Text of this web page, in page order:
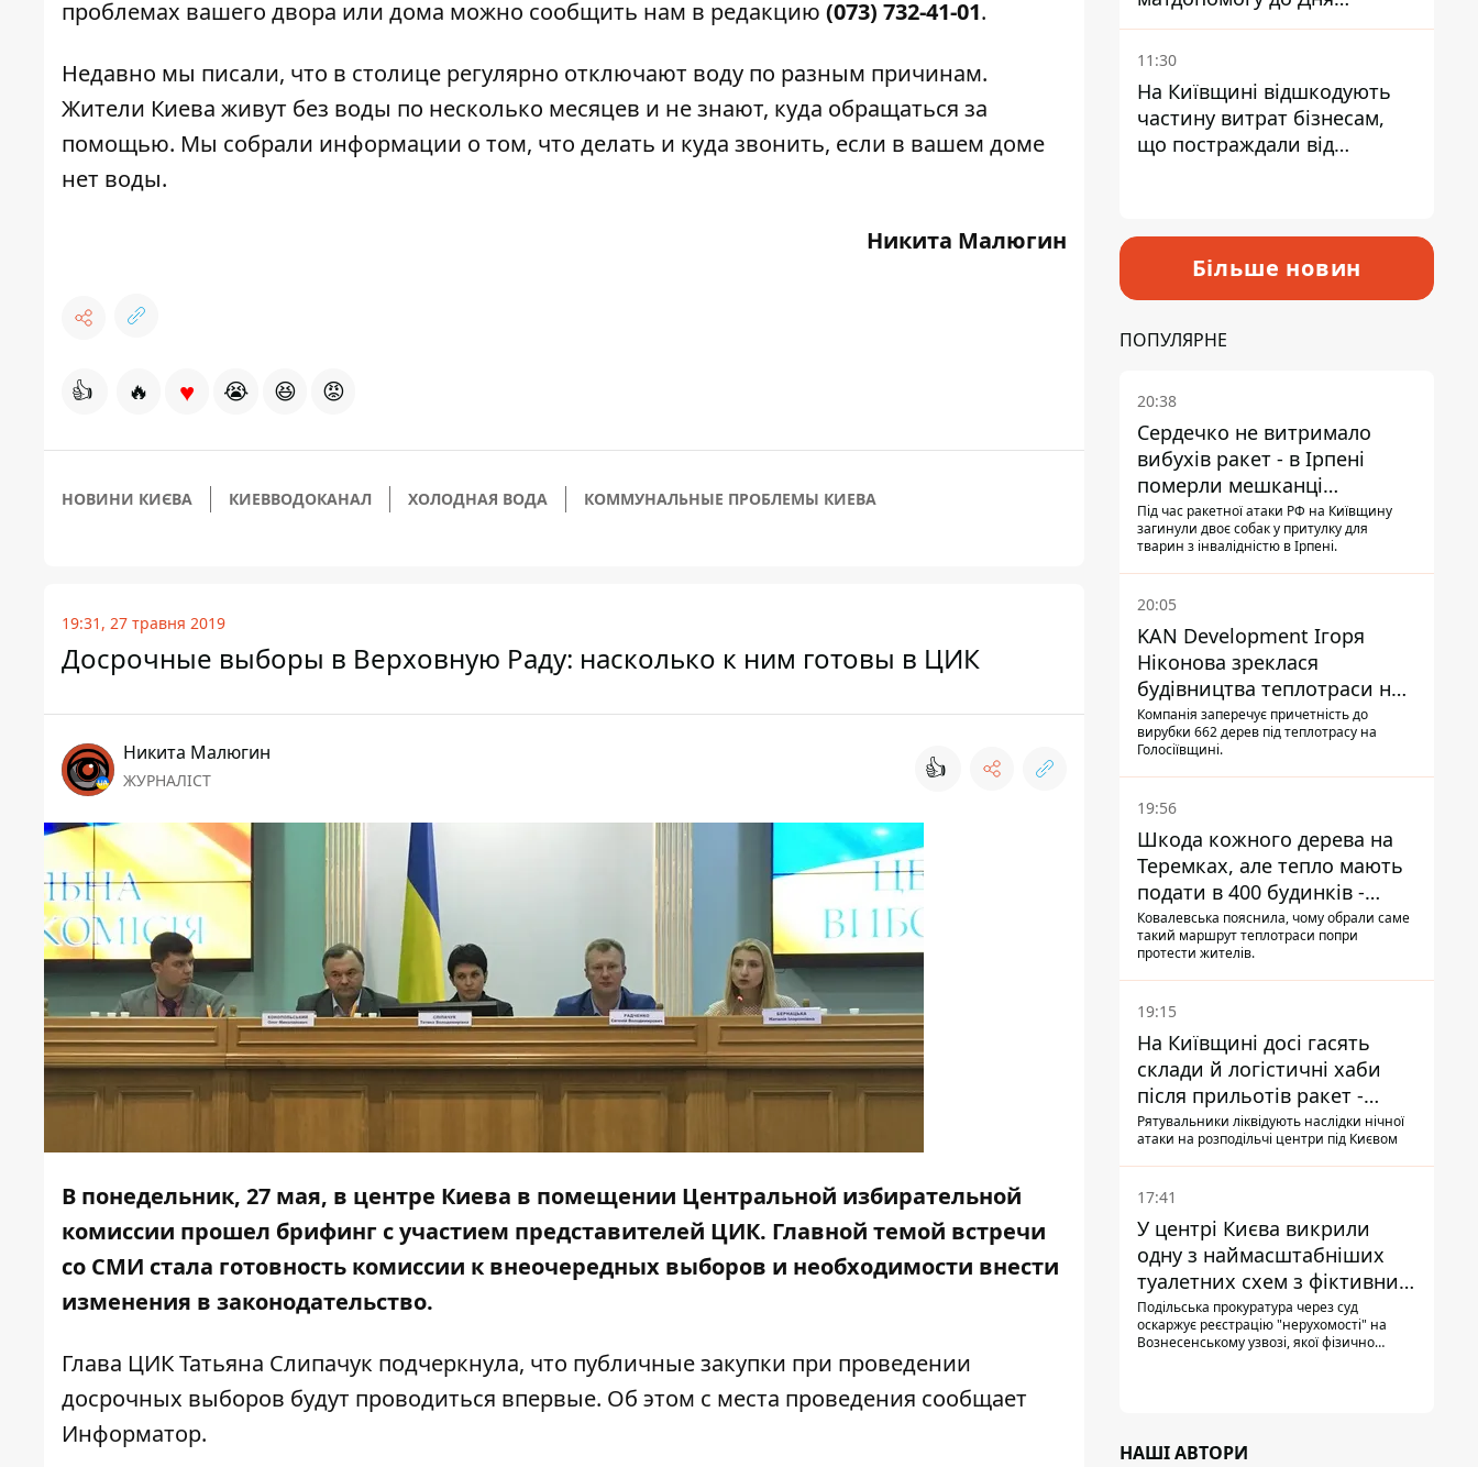
проблемах вашего двора или дома можно сообщить нам в редакцию (073) 732-41-01.
Недавно мы писали, что в столице регулярно отключают воду по разным причинам.
Жители Киева живут без воды по несколько месяцев и не знают, куда обращаться за
помощью. Мы собрали информации о том, что делать и куда звонить, если в вашем доме
нет воды.
Никита Малюгин
👍 🔥 ♥ 😭 😆 😡
НОВИНИ КИЄВА КИЕВВОДОКАНАЛ ХОЛОДНАЯ ВОДА КОММУНАЛЬНЫЕ ПРОБЛЕМЫ КИЕВА
19:31, 27 травня 2019
Досрочные выборы в Верховную Раду: насколько к ним готовы в ЦИК
Никита Малюгин
ЖУРНАЛІСТ 👍
В понедельник, 27 мая, в центре Киева в помещении Центральной избирательной
комиссии прошел брифинг с участием представителей ЦИК. Главной темой встречи
со СМИ стала готовность комиссии к внеочередных выборов и необходимости внести
изменения в законодательство.
Глава ЦИК Татьяна Слипачук подчеркнула, что публичные закупки при проведении
досрочных выборов будут проводиться впервые. Об этом с места проведения сообщает
Информатор.
незалежності - кому її
дадуть
11:30
На Київщині відшкодують
частину витрат бізнесам,
що постраждали від
Більше новин
ПОПУЛЯРНЕ
20:38
Сердечко не витримало
вибухів ракет - в Ірпені
померли мешканці
притулку для собак з
інвалідністю
Під час ракетної атаки РФ на Київщину
загинули двоє собак у притулку для
тварин з інвалідністю в Ірпені.
20:05
KAN Development Ігоря
Ніконова зреклася
будівництва теплотраси на
Теремках
Компанія заперечує причетність до
вирубки 662 дерев під теплотрасу на
Голосіївщині.
19:56
Шкода кожного дерева на
Теремках, але тепло мають
подати в 400 будинків -
депутатка Київради
Ковалевська пояснила, чому обрали саме
такий маршрут теплотраси попри
протести жителів.
19:15
На Київщині досі гасять
склади й логістичні хаби
після прильотів ракет -
ДСНС
Рятувальники ліквідують наслідки нічної
атаки на розподільчі центри під Києвом
17:41
У центрі Києва викрили
одну з наймасштабніших
туалетних схем з фіктивним
будинком
Подільська прокуратура через суд
оскаржує реєстрацію "нерухомості" на
Вознесенському узвозі, якої фізично
НАШІ АВТОРИ